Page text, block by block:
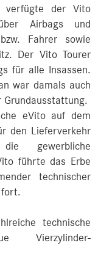
verfügte der Vito
Airbags und
Fahrer sowie
Der Vito Tourer
für alle Insassen.
war damals auch
eVito auf dem
den Lieferverkehr
gewerbliche
führte das Erbe
technischer
fort.
technische
Vierzylinder-